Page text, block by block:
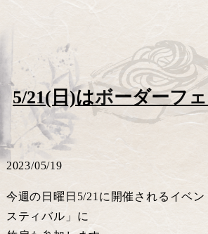
5/21(日)はボーダーフ
2023/05/19
今週の日曜日5/21に開催されるイベン
スティバル」に